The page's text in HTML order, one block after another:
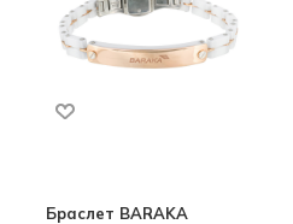
Браслет BARAKA